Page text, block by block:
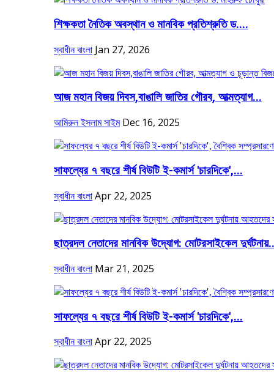
শিক্ষকতা নৈতিক অবস্থান ও মানবিক প্রতিশ্রুতি ড....
স্বাধীন বাংলা Jan 27, 2026
আজ মহান বিজয় দিবস,বাঙালি জাতির গৌরব, আত্মত্যাগ...
আমিরুল ইসলাম সাইম Dec 16, 2025
সাফল্যের ৭ বছরে শীর্ষ বিউটি ই-কমার্স 'চারদিকে',...
স্বাধীন বাংলাApr 22, 2025
ছাত্রদল নেতাদের মানবিক উদ্যোগ: মোটরসাইকেল
স্বাধীন বাংলা Mar 21, 2025
সাফল্যের ৭ বছরে শীর্ষ বিউটি ই-কমার্স 'চারদিকে',...
স্বাধীন বাংলাApr 22, 2025